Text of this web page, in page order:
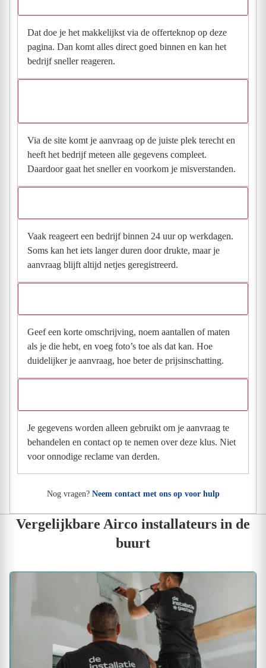
Dat doe je het makkelijkst via de offerteknop op deze
pagina. Dan komt alles direct goed binnen en kan het
bedrijf sneller reageren.
Via de site komt je aanvraag op de juiste plek terecht en
heeft het bedrijf meteen alle gegevens compleet.
Daardoor gaat het sneller en voorkom je misverstanden.
Vaak reageert een bedrijf binnen 24 uur op werkdagen.
Soms kan het iets langer duren door drukte, maar je
aanvraag blijft altijd netjes geregistreerd.
Geef een korte omschrijving, noem aantallen of maten
als je die hebt, en voeg foto’s toe als dat kan. Hoe
duidelijker je aanvraag, hoe beter de prijsinschatting.
Je gegevens worden alleen gebruikt om je aanvraag te
behandelen en contact op te nemen over deze klus. Niet
voor onnodige reclame van derden.
Nog vragen? Neem contact met ons op voor hulp
Vergelijkbare Airco installateurs in de
buurt